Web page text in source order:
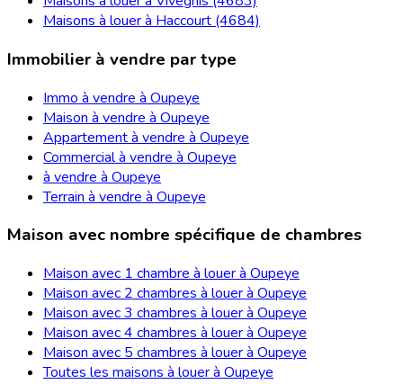
Maisons à louer à Haccourt (4684)
Immobilier à vendre par type
Immo à vendre à Oupeye
Maison à vendre à Oupeye
Appartement à vendre à Oupeye
Commercial à vendre à Oupeye
à vendre à Oupeye
Terrain à vendre à Oupeye
Maison avec nombre spécifique de chambres
Maison avec 1 chambre à louer à Oupeye
Maison avec 2 chambres à louer à Oupeye
Maison avec 3 chambres à louer à Oupeye
Maison avec 4 chambres à louer à Oupeye
Maison avec 5 chambres à louer à Oupeye
Toutes les maisons à louer à Oupeye